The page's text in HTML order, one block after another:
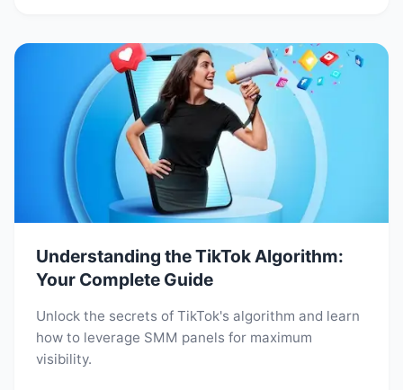
Understanding the TikTok Algorithm:
Your Complete Guide
Unlock the secrets of TikTok's algorithm and learn
how to leverage SMM panels for maximum
visibility.